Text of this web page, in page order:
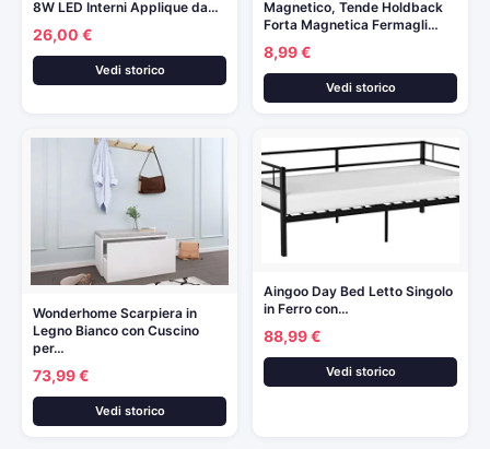
8W LED Interni Applique da…
26,00 €
Vedi storico
Magnetico, Tende Holdback
Forta Magnetica Fermagli…
8,99 €
Vedi storico
Wonderhome Scarpiera in
Legno Bianco con Cuscino
per…
73,99 €
Vedi storico
Aingoo Day Bed Letto Singolo
in Ferro con…
88,99 €
Vedi storico